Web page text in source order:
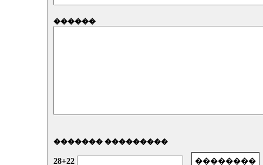
������
������� ���������
28+22